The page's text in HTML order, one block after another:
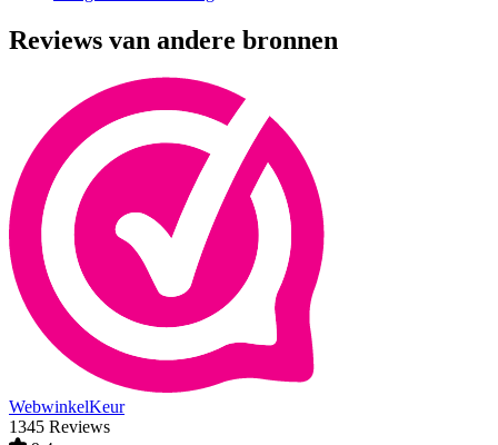
Reviews van andere bronnen
WebwinkelKeur
1345 Reviews